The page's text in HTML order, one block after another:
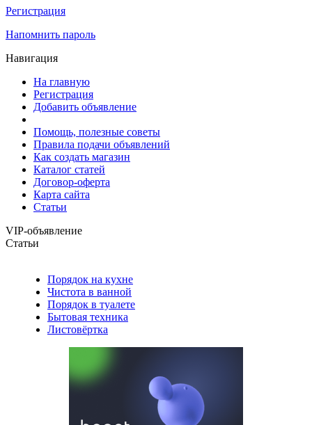
Регистрация
Напомнить пароль
Навигация
На главную
Регистрация
Добавить объявление
Помощь, полезные советы
Правила подачи объявлений
Как создать магазин
Каталог статей
Договор-оферта
Карта сайта
Статьи
VIP-объявление
Статьи
Порядок на кухне
Чистота в ванной
Порядок в туалете
Бытовая техника
Листовёртка